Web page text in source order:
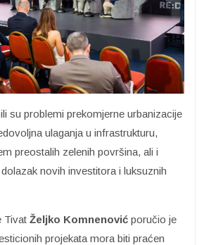
su problemi prekomjerne urbanizacije
ulaganja u infrastrukturu,
preostalih zelenih površina, ali i
novih investitora i luksuznih
Tivat Željko Komnenović poručio je
projekata mora biti praćen